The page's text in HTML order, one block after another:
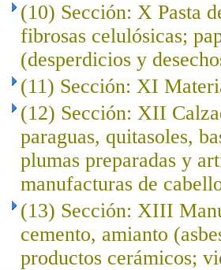
(10) Sección: X Pasta
fibrosas celulósicas;
(desperdicios y
(11) Sección: XI
(12) Sección: XII
paraguas, quitasoles,
plumas preparadas y
manufacturas de
(13) Sección: XIII
cemento, amianto
productos cerámicos;